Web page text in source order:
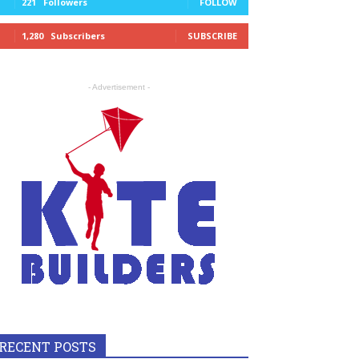
1,280 Subscribers SUBSCRIBE
- Advertisement -
POSTS